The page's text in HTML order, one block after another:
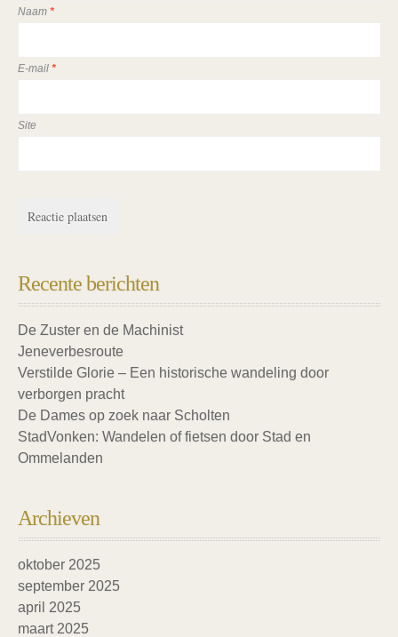
Naam *
E-mail *
Site
Recente berichten
De Zuster en de Machinist
Jeneverbesroute
Verstilde Glorie – Een historische wandeling door
verborgen pracht
De Dames op zoek naar Scholten
StadVonken: Wandelen of fietsen door Stad en
Ommelanden
Archieven
oktober 2025
september 2025
april 2025
maart 2025